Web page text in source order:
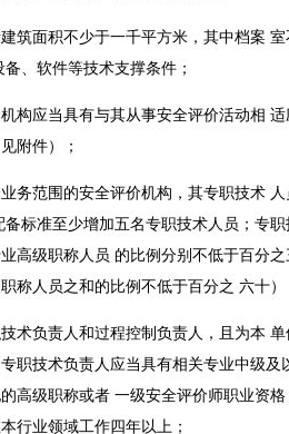
建筑面积不少于一千平方米，其中档案
、软件等技术支撑条件；
机构应当具有与其从事安全评价活动相
附件）；
业务范围的安全评价机构，其专职技术
备标准至少增加五名专职技术人员；专
高级职称人员 的比例分别不低于百分
称人员之和的比例不低于百分之 六十）
技术负责人和过程控制负责人，且为本
职技术负责人应当具有相关专业中级
高级职称或者 一级安全评价师职业资
行业领域工作四年以上；